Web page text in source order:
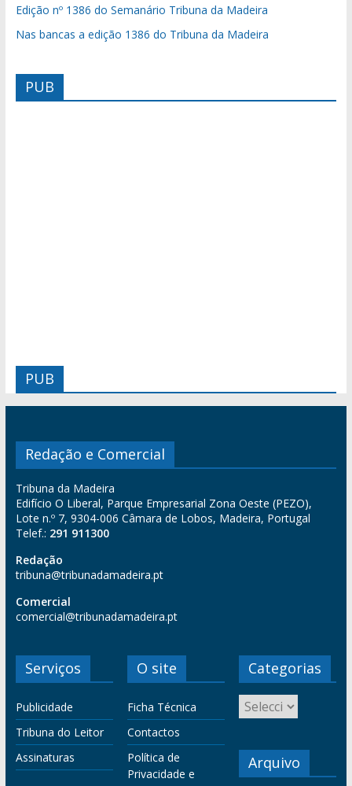
Edição nº 1386 do Semanário Tribuna da Madeira
Nas bancas a edição 1386 do Tribuna da Madeira
PUB
PUB
Redação e Comercial
Tribuna da Madeira
Edifício O Liberal, Parque Empresarial Zona Oeste (PEZO),
Lote n.º 7, 9304-006 Câmara de Lobos, Madeira, Portugal
Telef.: 291 911300
Redação
tribuna@tribunadamadeira.pt
Comercial
comercial@tribunadamadeira.pt
Serviços
Publicidade
Tribuna do Leitor
Assinaturas
O site
Ficha Técnica
Contactos
Política de
Privacidade e
Categorias
Arquivo